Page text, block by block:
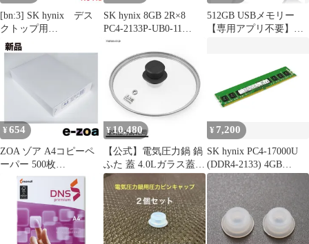
[bn:3] SK hynix デス
クトップ用
HMA451U6AFR8N-TF
N0 AC DDR4 PC4-
SK hynix 8GB 2R×8
PC4-2133P-UB0-11
HMA41GU6AFR8N-TF
N0 AB 1631 メモリ 2枚
セット PC パーツ 周辺
機器 中古 T11448797
512GB USBメモリー
【専用アプリ不要】
¥654
ZOA ゾア A4コピーペ
ーパー 500枚
S1UMA405 (2394408)
¥10,480
【公式】電気圧力鍋 鍋
ふた 蓋 4.0Lガラス蓋
GA-MA4 アイリスオー
ヤマ
¥ 7,200
SK hynix PC4-17000U
(DDR4-2133) 4GB
DIMM 288pin デスクト
ップパソコン用メモリ
型番：
HMA451U6AFR8N-TF
片面実装 (1Rx8)